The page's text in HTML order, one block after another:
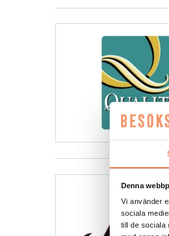
Denna
Vi använder
sociala
till de sociala